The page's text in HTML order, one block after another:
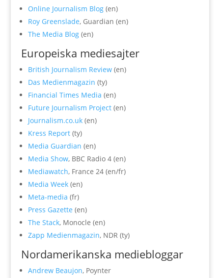
Online Journalism Blog (en)
Roy Greenslade, Guardian (en)
The Media Blog (en)
Europeiska mediesajter
British Journalism Review(en)
Das Medienmagazin (ty)
Financial Times Media (en)
Future Journalism Project(en)
Journalism.co.uk (en)
Kress Report (ty)
Media Guardian (en)
Media Show, BBC Radio 4 (en)
Mediawatch, France 24 (en/fr)
Media Week (en)
Meta-media (fr)
Press Gazette (en)
The Stack, Monocle (en)
Zapp Medienmagazin, NDR (ty)
Nordamerikanska mediebloggar
Andrew Beaujon, Poynter